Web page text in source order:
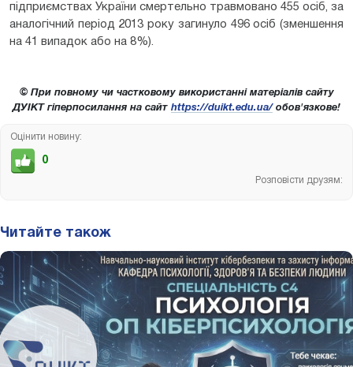
підприємствах України смертельно травмовано 455 осіб, за
аналогічний період 2013 року загинуло 496 осіб (зменшення
на 41 випадок або на 8%).
© При повному чи частковому використанні матеріалів сайту
ДУІКТ гіперпосилання на сайт https://duikt.edu.ua/обов'язкове!
Оцінити новину:
0
Розповісти друзям:
Читайте також